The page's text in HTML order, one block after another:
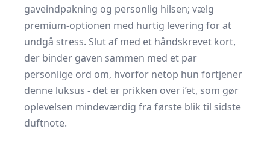
gaveindpakning og personlig hilsen; vælg
premium-optionen med hurtig levering for at
undgå stress. Slut af med et håndskrevet kort,
der binder gaven sammen med et par
personlige ord om, hvorfor netop hun fortjener
denne luksus - det er prikken over i’et, som gør
oplevelsen mindeværdig fra første blik til sidste
duftnote.